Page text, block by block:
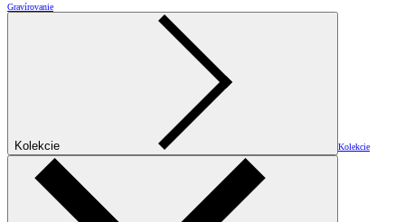
Gravírovanie
Kolekcie Kolekcie